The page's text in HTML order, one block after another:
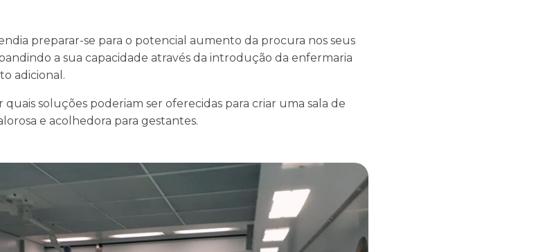
preparar-se para o potencial aumento da procura nos seus
a sua capacidade através da introdução da enfermaria
adicional.
soluções poderiam ser oferecidas para criar uma sala de
e acolhedora para gestantes.